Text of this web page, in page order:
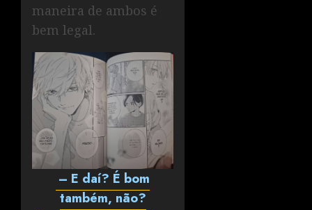
maneira de ambos é
bem legal.
– E daí? É bom
também, não?